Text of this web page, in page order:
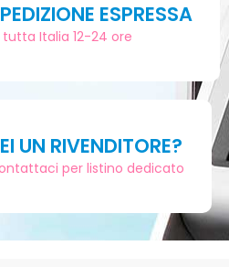
ESPRESSA
tutta Italia 12-24 ore
UN RIVENDITORE?
per listino dedicato